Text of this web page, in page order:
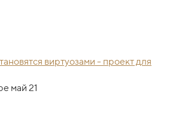
виртуозами - проект для
май 21